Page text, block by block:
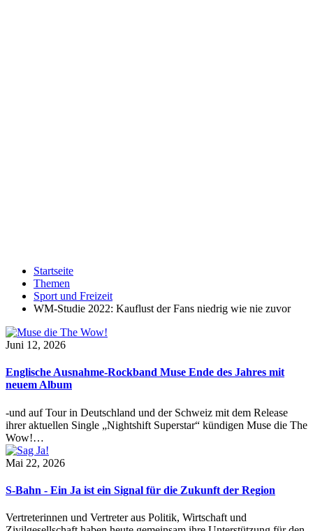
Startseite
Themen
Sport und Freizeit
WM-Studie 2022: Kauflust der Fans niedrig wie nie zuvor
Juni 12, 2026
Englische Ausnahme-Rockband Muse Ende des Jahres mit
neuem Album
-und auf Tour in Deutschland und der Schweiz mit dem Release
ihrer aktuellen Single „Nightshift Superstar“ kündigen Muse die The
Wow!…
Mai 22, 2026
S-Bahn - Ein Ja ist ein Signal für die Zukunft der Region
Vertreterinnen und Vertreter aus Politik, Wirtschaft und